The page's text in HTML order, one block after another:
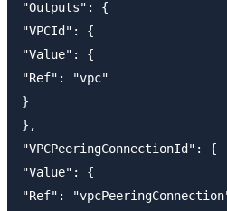
"Outputs": {
"VPCId": {
"Value": {
"Ref": "vpc"
}
},
"VPCPeeringConnectionId": {
"Value": {
"Ref":